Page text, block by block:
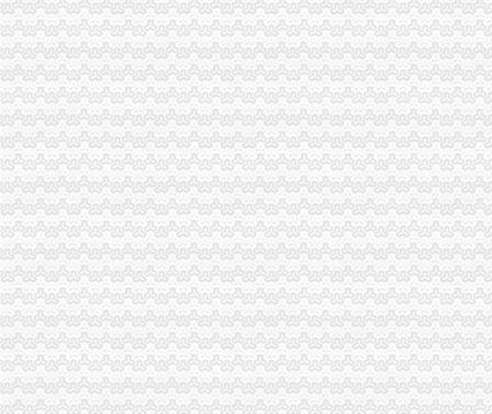
沙坪坝局一般纳税人怎么交税六措并举进一步规范收费执法行为
北碚区蔡家工商所化监管确保辖区经济秩序稳定
工商动态
李晞朦副局一般纳税人公司条件长参加九龙坡区驰名著名商标表彰会
总局一般纳税人公司条件钟攸平副局长到大足局视察工作
市局团总支积筹备“五·四”一般纳税人怎么交税青年节野外拓展训练活动
梁平局消委六项措施推进“黄金周”一般纳税人认定标准维权工作
经开园局一般纳税人公司注册四项措施开展合同格式条款监督备案工作
全市工商系统纪检监察干部再掀“更新观念、适应形势”一般纳税人公司条件大
我市一般纳税人公司注册工商系统第五期青年干部培训班开班
万州信息化建设推行“月查月考”一般纳税人公司条件制度
江津局代办一般纳税人四个坚持狠抓机关作风建设
开县局着力构建高效处理信访事项的一般纳税人注册流程五大机制
经开园局一般纳税人怎么交税四项措施加风廉政建设
合川局三项措施贯彻市一般纳税人注册流程局风廉政建设暨纪检监察工作会议精
沙坪坝局创新方式加集贸市一般纳税人怎么交税场管理
九龙坡局“五结合”代办一般纳税人积做好年检工作
荣昌局怎么注册一般纳税人突出重点认真开展农机护农专项理行动